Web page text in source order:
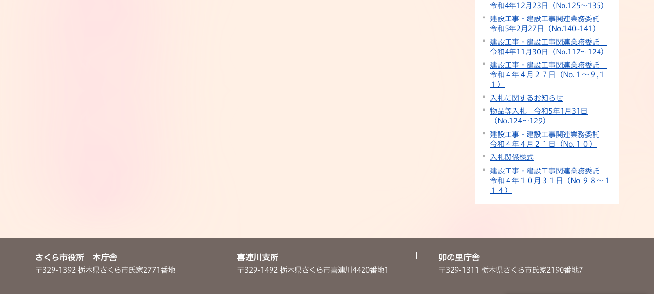
令和4年12月23日（No.125〜135）
建設工事・建設工事関連業務委託
令和5年2月27日（No.140~141）
建設工事・建設工事関連業務委託
令和4年11月30日（No.117〜124）
建設工事・建設工事関連業務委託
令和４年４月２７日（No.１〜９,１
１）
入札に関するお知らせ
物品等入札 令和5年1月31日
（No.124～129）
建設工事・建設工事関連業務委託
令和４年４月２１日（No.１０）
入札関係様式
建設工事・建設工事関連業務委託
令和４年１０月３１日（No.９８〜１
１４）
さくら市役所 本庁舎
〒329-1392 栃木県さくら市氏家2771番地
喜連川支所
〒329-1492 栃木県さくら市喜連川4420番地1
卯の里庁舎
〒329-1311 栃木県さくら市氏家2190番地7